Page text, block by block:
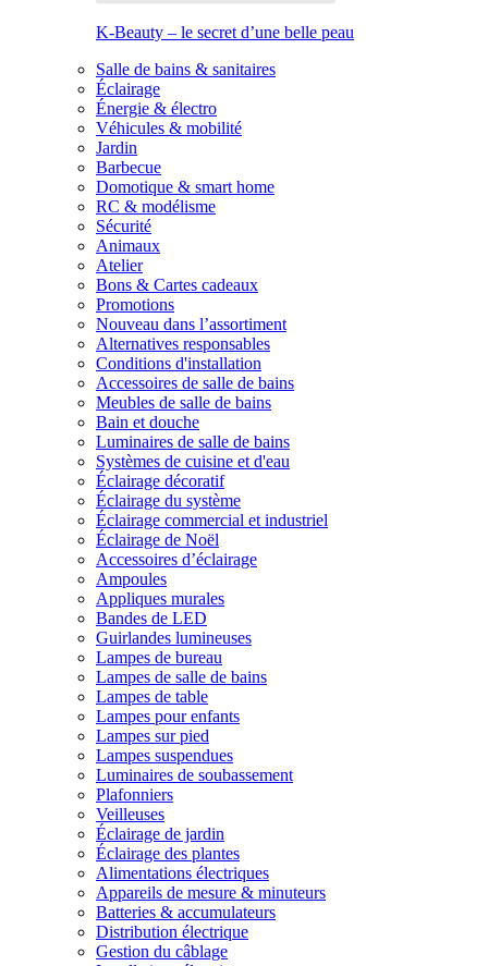
K-Beauty – le secret d’une belle peau
Salle de bains & sanitaires
Éclairage
Énergie & électro
Véhicules & mobilité
Jardin
Barbecue
Domotique & smart home
RC & modélisme
Sécurité
Animaux
Atelier
Bons & Cartes cadeaux
Promotions
Nouveau dans l’assortiment
Alternatives responsables
Conditions d'installation
Accessoires de salle de bains
Meubles de salle de bains
Bain et douche
Luminaires de salle de bains
Systèmes de cuisine et d'eau
Éclairage décoratif
Éclairage du système
Éclairage commercial et industriel
Éclairage de Noël
Accessoires d’éclairage
Ampoules
Appliques murales
Bandes de LED
Guirlandes lumineuses
Lampes de bureau
Lampes de salle de bains
Lampes de table
Lampes pour enfants
Lampes sur pied
Lampes suspendues
Luminaires de soubassement
Plafonniers
Veilleuses
Éclairage de jardin
Éclairage des plantes
Alimentations électriques
Appareils de mesure & minuteurs
Batteries & accumulateurs
Distribution électrique
Gestion du câblage